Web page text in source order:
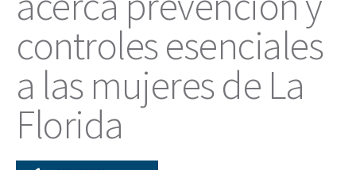
controles esenciales
a las mujeres de La
Florida